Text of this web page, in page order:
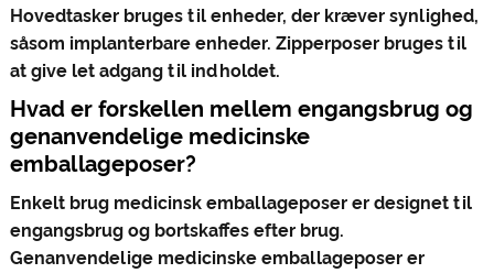
Hovedtasker bruges til enheder, der kræver synlighed,
såsom implanterbare enheder. Zipperposer bruges til
at give let adgang til indholdet.
Hvad er forskellen mellem engangsbrug og
genanvendelige medicinske
emballageposer?
Enkelt brug medicinsk emballageposer er designet til
engangsbrug og bortskaffes efter brug.
Genanvendelige medicinske emballageposer er